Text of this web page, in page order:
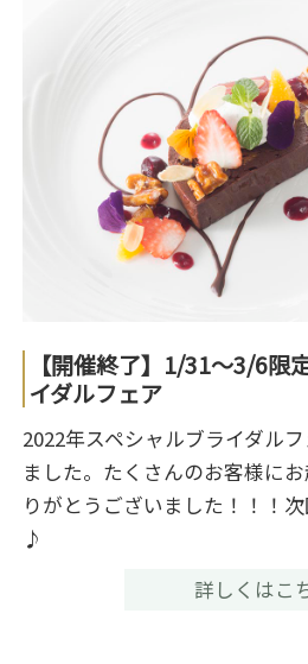
【開催終了】1/31～3/6限
イダルフェア
2022年スペシャルブライダル
ました。たくさんのお客様に
りがとうございました！！！
♪
詳しくはこ